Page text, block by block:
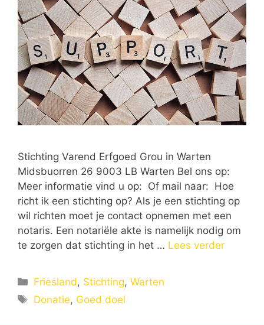
Stichting Varend Erfgoed Grou in Warten
Midsbuorren 26 9003 LB Warten Bel ons op:
Meer informatie vind u op: Of mail naar: Hoe
richt ik een stichting op? Als je een stichting op
wil richten moet je contact opnemen met een
notaris. Een notariële akte is namelijk nodig om
te zorgen dat stichting in het … Lees verder
Categorieën
Friesland, Stichting,Warten
Tags
Donatie, Goed doel